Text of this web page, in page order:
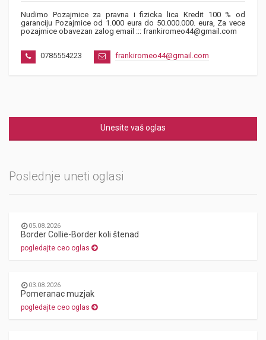
Nudimo Pozajmice za pravna i fizicka lica Kredit 100 % od
garanciju Pozajmice od 1.000 eura do 50.000.000. eura, Za vece
pozajmice obavezan zalog email ::: frankiromeo44@gmail.com
0785554223 frankiromeo44@gmail.com
Unesite vaš oglas
Poslednje uneti oglasi
05.08.2026
Border Collie-Border koli štenad
pogledajte ceo oglas
03.08.2026
Pomeranac muzjak
pogledajte ceo oglas